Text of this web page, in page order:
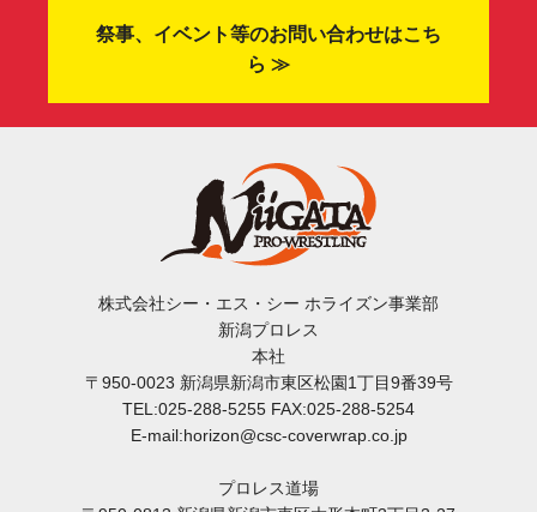
祭事、イベント等のお問い合わせはこち
ら ≫
株式会社シー・エス・シー ホライズン事業部
新潟プロレス
本社
〒950-0023 新潟県新潟市東区松園1丁目9番39号
TEL:025-288-5255 FAX:025-288-5254
E-mail:horizon@csc-coverwrap.co.jp
プロレス道場